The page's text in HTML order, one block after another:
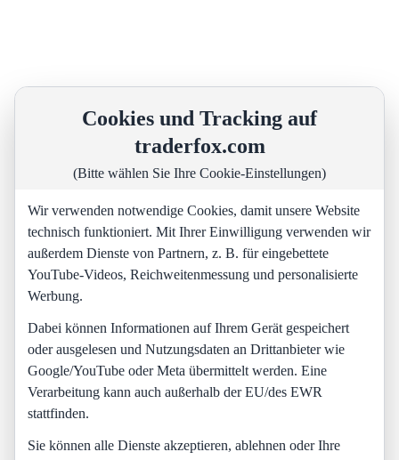
Cookies und Tracking auf
traderfox.com
(Bitte wählen Sie Ihre Cookie-Einstellungen)
Wir verwenden notwendige Cookies, damit unsere Website
technisch funktioniert. Mit Ihrer Einwilligung verwenden wir
außerdem Dienste von Partnern, z. B. für eingebettete
YouTube-Videos, Reichweitenmessung und personalisierte
Werbung.
Dabei können Informationen auf Ihrem Gerät gespeichert
oder ausgelesen und Nutzungsdaten an Drittanbieter wie
Google/YouTube oder Meta übermittelt werden. Eine
Verarbeitung kann auch außerhalb der EU/des EWR
stattfinden.
Sie können alle Dienste akzeptieren, ablehnen oder Ihre